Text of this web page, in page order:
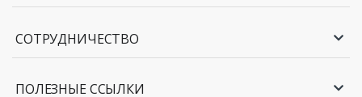
СОТРУДНИЧЕСТВО
ПОЛЕЗНЫЕ ССЫЛКИ